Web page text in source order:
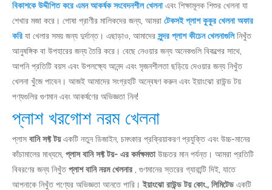
বিকাশকে উদ্দীপিত করে এমন আকর্ষক সংবেদনশীল খেলনাএবং শিক্ষামূলক শিশুর খেলনা যা
শেখার মজা করে। পোষা প্রাণীর মালিকদের জন্য, আমরা টেকসই প্লাশ কুকুর খেলনা অফার
করি যা খেলার সময় জন্য দুর্দান্ত। এছাড়াও, আমাদের সুন্দর প্লাশ কীচেন খেলনাগুলিনিখুঁত
আনুষঙ্গিক বা উপহারের জন্য তৈরি করে। বেছে নেওয়ার জন্য অনেকগুলি বিকল্পের সাথে,
আপনি প্রতিটি বয়স এবং উপলক্ষ্যে আনন্দ এবং সৃজনশীলতা ছড়িয়ে দেওয়ার জন্য নিখুঁত
খেলনা খুঁজে পাবেন। আজই আমাদের সংগ্রহটি অন্বেষণ করুন এবং ইয়াংঝো রাউন্ড টয়
পণ্যগুলির গুণমান এবং আকর্ষণের অভিজ্ঞতা নিন!
প্লাশ খরগোশ নরম খেলনা
প্লাস বানি সফ্ট টয়একটি নতুন ডিজাইন, চমৎকার প্রক্রিয়াকরণ প্রযুক্তি এবং উচ্চ-মানের
কাঁচামালের মাধ্যমে, প্লাস বানি সফ্ট টয়- এর কর্মক্ষমতাউচ্চতর মান পর্যন্ত। আমরা প্রতিটি
বিবরণের জন্য নিখুঁতপ্লাশ বানি নরম খেলনার
, গুণমানের স্তরের গ্যারান্টি দিই, যাতে
আপনাকে নিখুঁত পণ্যের অভিজ্ঞতা আনতে পারি।ইয়াংঝো রাউন্ড টয় কোং., লিমিটেড একটি